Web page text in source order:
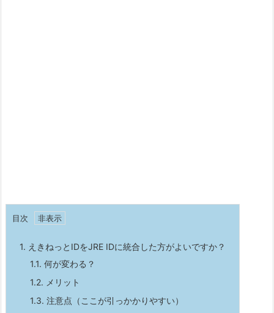
目次
1. えきねっとIDをJRE IDに統合した方がよいですか？
1.1. 何が変わる？
1.2. メリット
1.3. 注意点（ここが引っかかりやすい）